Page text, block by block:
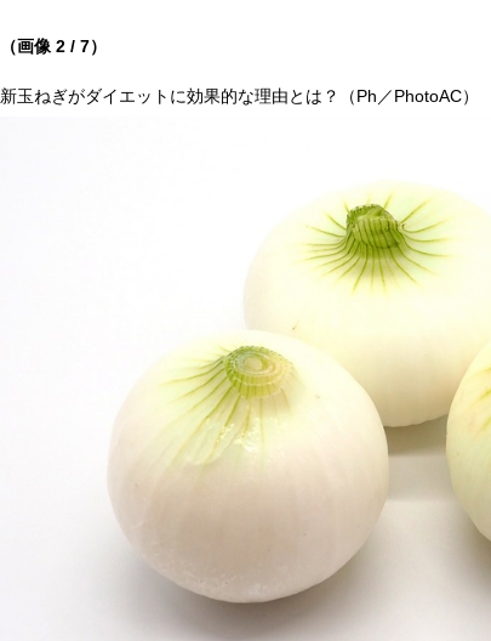
（画像 2 / 7）
新玉ねぎがダイエットに効果的な理由とは？（Ph／PhotoAC）